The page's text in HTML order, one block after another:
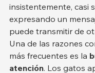
insistentemente, casi
expresando un
puede transmitir de
Una de las razones
más frecuentes es la
atención. Los gatos